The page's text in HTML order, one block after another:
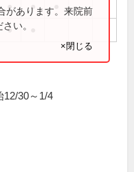
● ●
●
があります。来院前
い。
×閉じる
12/30～1/4